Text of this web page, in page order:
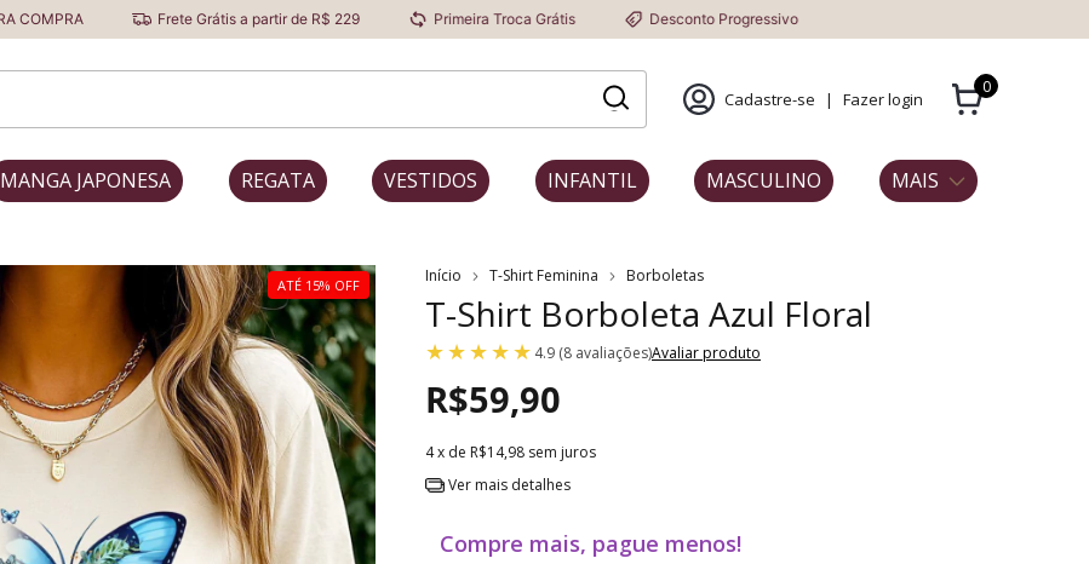
Frete Grátis a partir de R$ 229 Primeira Troca Grátis Desconto Progressivo
Cadastre-se | Fazer login
0
MANGA JAPONESA REGATA VESTIDOS INFANTIL MASCULINO MAIS
ATÉ 15% OFF Início T-Shirt Feminina Borboletas
T-Shirt Borboleta Azul Floral
4.9 (8 avaliações)Avaliar produto
R$59,90
4x de R$14,98 sem juros
Ver mais detalhes
Compre mais, pague menos!